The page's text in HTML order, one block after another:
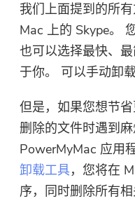
我们上面提到的所
Mac 上的 Skype。
也可以选择最快、
于你。 可以手动卸
但是，如果您想节
删除的文件时遇到
PowerMyMac 应用
卸载工具，您将在
序，同时删除所有相